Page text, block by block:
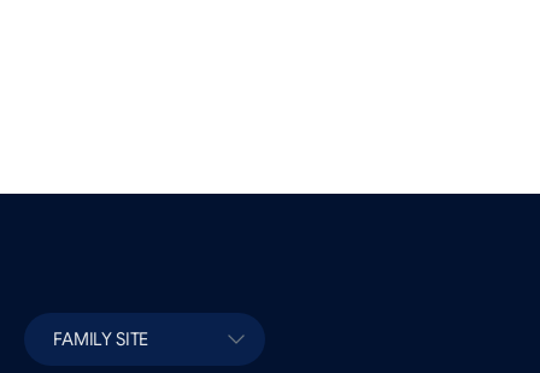
FAMILY SITE